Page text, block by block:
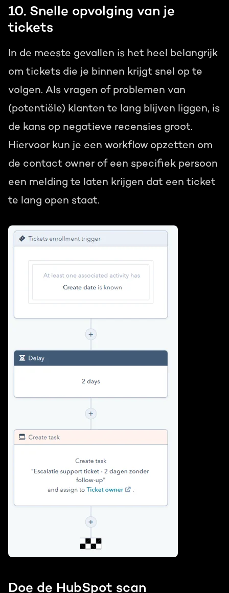
10. Snelle opvolging van je
tickets
In de meeste gevallen is het heel belangrijk
om tickets die je binnen krijgt snel op te
volgen. Als vragen of problemen van
(potentiële) klanten te lang blijven liggen, is
de kans op negatieve recensies groot.
Hiervoor kun je een workflow opzetten om
de contact owner of een specifiek persoon
een melding te laten krijgen dat een ticket
te lang open staat.
Doe de HubSpot scan